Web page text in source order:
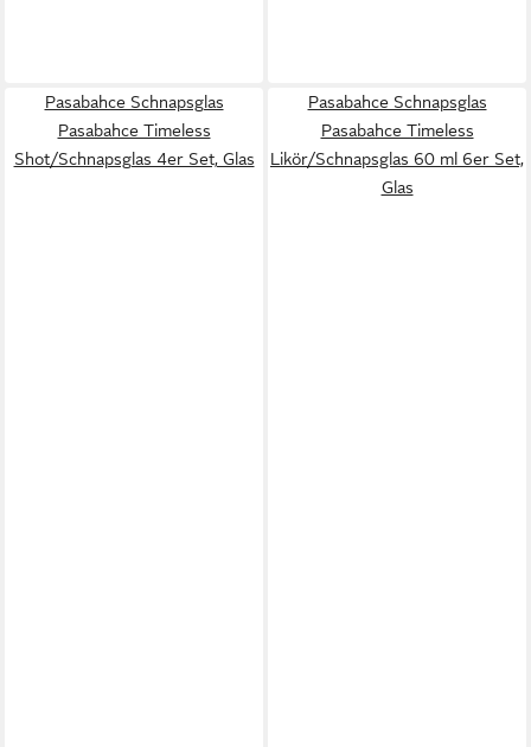
Pasabahce Schnapsglas
Pasabahce Timeless
Shot/Schnapsglas 4er Set, Glas
Pasabahce Schnapsglas
Pasabahce Timeless
Likör/Schnapsglas 60 ml 6er Set,
Glas